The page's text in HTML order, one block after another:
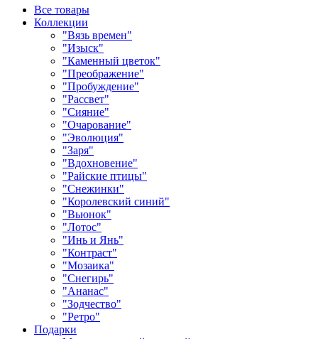
Все товары
Коллекции
"Вязь времен"
"Изыск"
"Каменный цветок"
"Преображение"
"Пробуждение"
"Рассвет"
"Сияние"
"Очарование"
"Эволюция"
"Заря"
"Вдохновение"
"Райские птицы"
"Снежинки"
"Королевский синий"
"Вьюнок"
"Лотос"
"Инь и Янь"
"Контраст"
"Мозаика"
"Снегирь"
"Ананас"
"Зодчество"
"Ретро"
Подарки